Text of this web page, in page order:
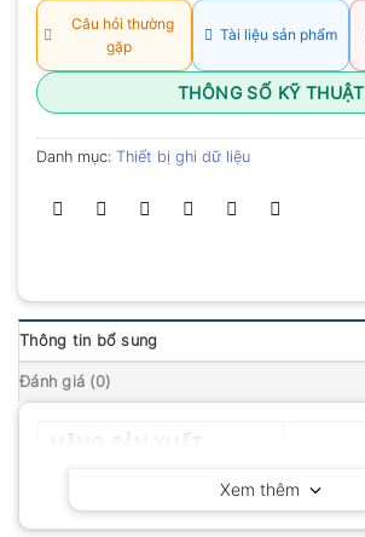
Câu hỏi thường
gặp
Tài liệu sản phẩm
THÔNG SỐ KỸ THUẬT
Danh mục: Thiết bị ghi dữ liệu
Thông tin bổ sung
Đánh giá (0)
Xem thêm